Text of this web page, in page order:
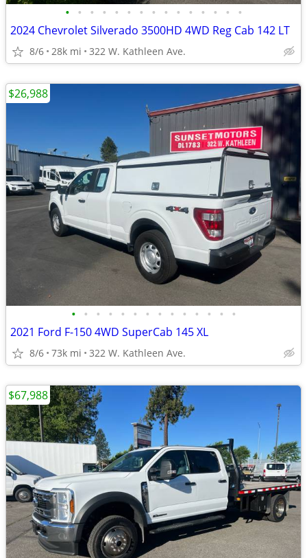
• • • • • • • • • • • • • • •
2024 Chevrolet Silverado 3500HD 4WD Reg Cab 142 LT
8/6 28k mi 322 W. Kathleen Ave.
• • • • • • • • • • • • • •
2021 Ford F-150 4WD SuperCab 145 XL
8/6 73k mi 322 W. Kathleen Ave.
$26,988
$67,988